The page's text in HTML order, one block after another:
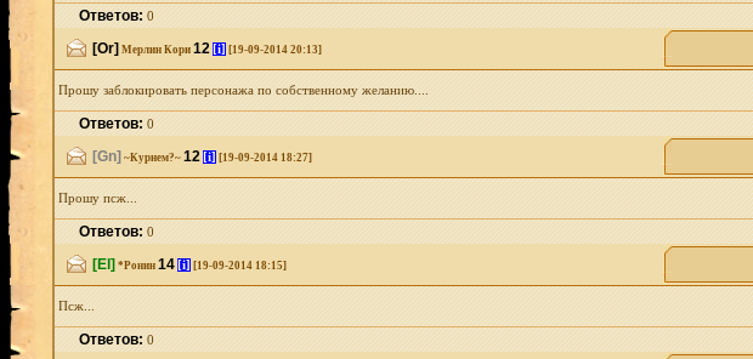
Ответов:0
[Or] Мерлин Кори 12 [i] [19-09-2014 20:13]
Прошу заблокировать персонажа по собственному желанию....
Ответов:0
[Gn] ~Курнем?~ 12 [i] [19-09-2014 18:27]
Прошу псж...
Ответов:0
[El] *Ронин 14 [i] [19-09-2014 18:15]
Псж...
Ответов:0